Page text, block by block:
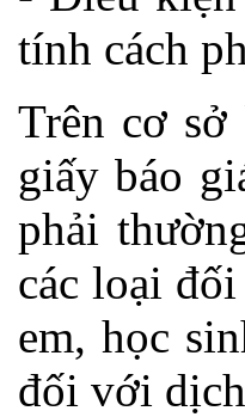
tính cách
Trên cơ sở
giấy báo
phải
các loại
em, học
đối với